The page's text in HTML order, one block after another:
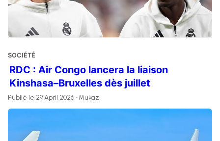
SOCIÉTÉ
RDC : Air Congo lancera la liaison
Kinshasa–Bruxelles dès juillet
Publié le 29 April 2026 • Mukaz